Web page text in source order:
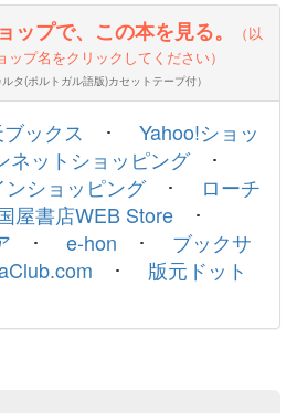
ップで、この本を見る。
（以
プ名をクリックしてください）
タ(ポルトガル語版)カセットテープ付）
ックス ･ Yahoo!ショッ
ネットショッピング･
ンショッピング･
ローチ
屋書店WEB Store ･
･ e-hon ･ ブックサ
･ 版元ドット